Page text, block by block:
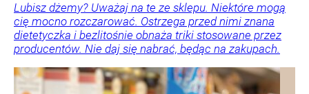
Lubisz dżemy? Uważaj na te ze sklepu. Niektóre mogą
cię mocno rozczarować. Ostrzega przed nimi znana
dietetyczka i bezlitośnie obnaża triki stosowane przez
producentów. Nie daj się nabrać, będąc na zakupach.